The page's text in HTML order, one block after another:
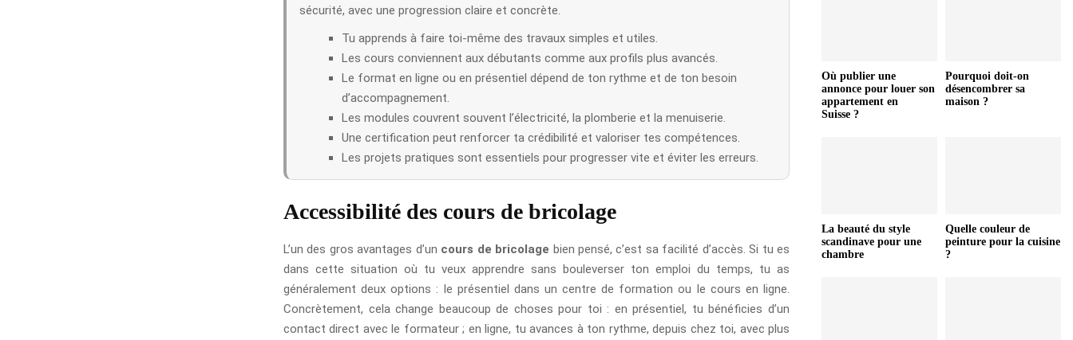
sécurité, avec une progression claire et concrète.
Tu apprends à faire toi-même des travaux simples et utiles.
Les cours conviennent aux débutants comme aux profils plus avancés.
Le format en ligne ou en présentiel dépend de ton rythme et de ton besoin
d’accompagnement.
Les modules couvrent souvent l’électricité, la plomberie et la menuiserie.
Une certification peut renforcer ta crédibilité et valoriser tes compétences.
Les projets pratiques sont essentiels pour progresser vite et éviter les erreurs.
Accessibilité des cours de bricolage
L’un des gros avantages d’un cours de bricolage bien pensé, c’est sa facilité d’accès. Si tu es
dans cette situation où tu veux apprendre sans bouleverser ton emploi du temps, tu as
généralement deux options : le présentiel dans un centre de formation ou le cours en ligne.
Concrètement, cela change beaucoup de choses pour toi : en présentiel, tu bénéficies d’un
contact direct avec le formateur ; en ligne, tu avances à ton rythme, depuis chez toi, avec plus
Où publier une
annonce pour louer son
appartement en
Suisse ?
Pourquoi doit-on
désencombrer sa
maison ?
La beauté du style
scandinave pour une
chambre
Quelle couleur de
peinture pour la cuisine
?